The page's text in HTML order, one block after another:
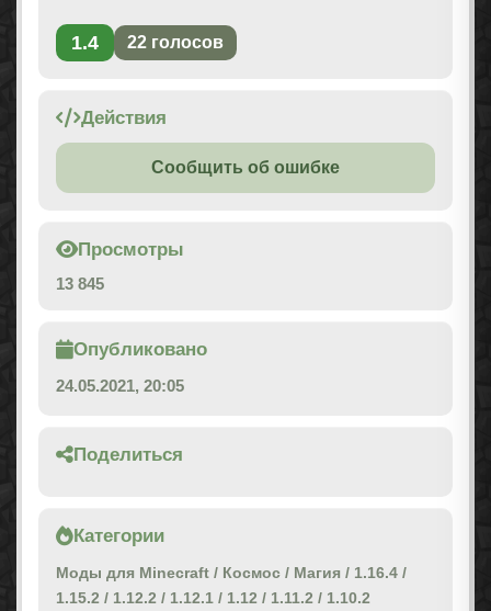
1.4 22 голосов
Действия
Сообщить об ошибке
Просмотры
13 845
Опубликовано
24.05.2021, 20:05
Поделиться
Категории
Моды для Minecraft / Космос / Магия / 1.16.4 /
1.15.2 / 1.12.2 / 1.12.1 / 1.12 / 1.11.2 / 1.10.2